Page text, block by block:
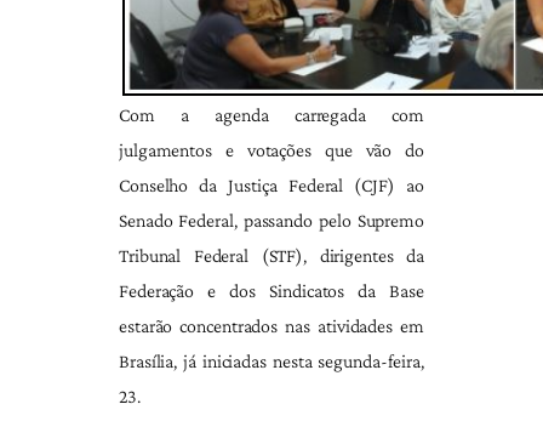
Com a agenda carregada com
julgamentos e votações que vão do
Conselho da Justiça Federal (CJF) ao
Senado Federal, passando pelo Supremo
Tribunal Federal (STF), dirigentes da
Federação e dos Sindicatos da Base
estarão concentrados nas atividades em
Brasília, já iniciadas nesta segunda-feira,
23.